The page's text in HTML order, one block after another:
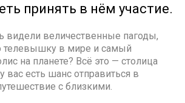
принять в нём участие.
видели величественные пагоды,
в мире и самый
на планете? Всё это — столица
вас есть шанс отправиться в
с близкими.